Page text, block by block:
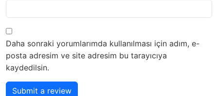
Daha sonraki yorumlarımda kullanılması için adım, e-
posta adresim ve site adresim bu tarayıcıya
kaydedilsin.
Submit a review